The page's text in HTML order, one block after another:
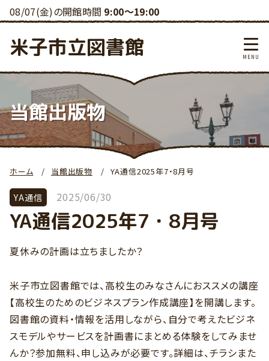
08/07(金)の開館時間 9:00～19:00
米子市立図書館
当館出版物
ホーム 当館出版物 YA通信2025年7・8月号
YA通信 2025/06/30
YA通信2025年7・8月号
夏休みの計画は立ちましたか？
米子市立図書館では、高校生のみなさんにおススメの講座
【高校生のためのビジネスプラン作成講座】を開講します。
図書館の資料・情報を活用しながら、自分で考えたビジネ
スモデルやサービスを計画書にまとめる体験をしてみませ
んか？参加無料、申し込みが必要です。詳細は、チラシまた